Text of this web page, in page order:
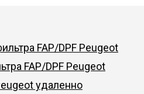
FAP/DPF Peugeot
FAP/DPF Peugeot
удаленно